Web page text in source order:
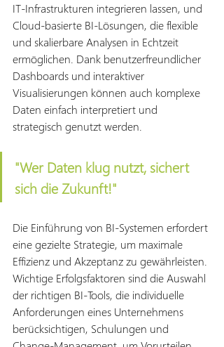
IT-Infrastrukturen integrieren lassen, und
Cloud-basierte BI-Lösungen, die flexible
und skalierbare Analysen in Echtzeit
ermöglichen. Dank benutzerfreundlicher
Dashboards und interaktiver
Visualisierungen können auch komplexe
Daten einfach interpretiert und
strategisch genutzt werden.
"Wer Daten klug nutzt, sichert
sich die Zukunft!"
Die Einführung von BI-Systemen erfordert
eine gezielte Strategie, um maximale
Effizienz und Akzeptanz zu gewährleisten.
Wichtige Erfolgsfaktoren sind die Auswahl
der richtigen BI-Tools, die individuelle
Anforderungen eines Unternehmens
berücksichtigen, Schulungen und